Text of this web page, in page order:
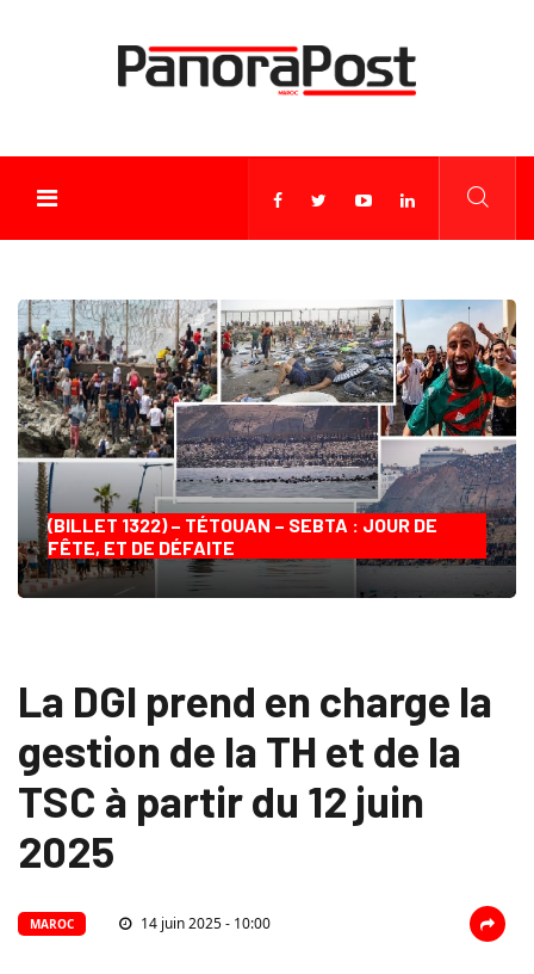
(BILLET 1322) – TÉTOUAN – SEBTA : JOUR DE
FÊTE, ET DE DÉFAITE
La DGI prend en charge la
gestion de la TH et de la
TSC à partir du 12 juin
2025
MAROC 14 juin 2025 - 10:00